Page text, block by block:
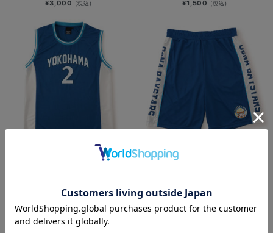
¥3,000 (税込) ¥1,500 (税込)
バスケットボールユニフォーム風タン
¥6,000(税込)
バスケットボールユニフォーム風/シ
¥6,000(税込)